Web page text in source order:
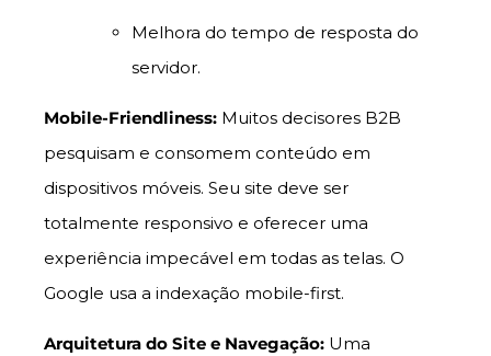
Melhora do tempo de resposta do
servidor.
Mobile-Friendliness: Muitos decisores B2B
pesquisam e consomem conteúdo em
dispositivos móveis. Seu site deve ser
totalmente responsivo e oferecer uma
experiência impecável em todas as telas. O
Google usa a indexação mobile-first.
Arquitetura do Site e Navegação: Uma